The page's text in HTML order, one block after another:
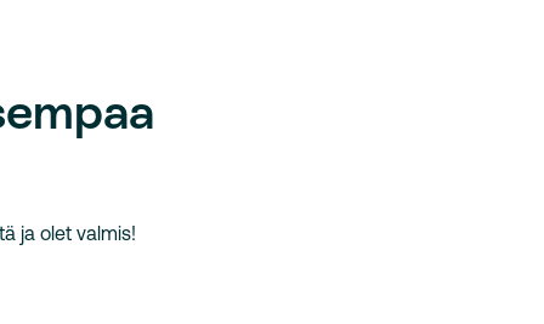
ja olet valmis!